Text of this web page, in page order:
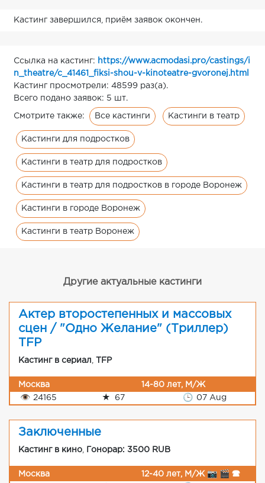
Кастинг завершился, приём заявок окончен.
Ссылка на кастинг: https://www.acmodasi.pro/castings/i
n_theatre/c_41461_fiksi-shou-v-kinoteatre-gvoronej.html
Кастинг просмотрели: 48599 раз(а).
Всего подано заявок: 5 шт.
Смотрите также: Все кастинги Кастинги в театр
Кастинги для подростков
Кастинги в театр для подростков
Кастинги в театр для подростков в городе Воронеж
Кастинги в городе Воронеж
Кастинги в театр Воронеж
Другие актуальные кастинги
Актер второстепенных и массовых
сцен / "Одно Желание" (Триллер)
TFP
Кастинг в сериал TFP
Москва
14-80 лет, М/Ж
👁 24165 ★ 67 🕒 07 Aug
Заключенные
Кастинг в кино Гонорар: 3500 RUB
Москва
12-40 лет, М/Ж 📷 🎬 🕿